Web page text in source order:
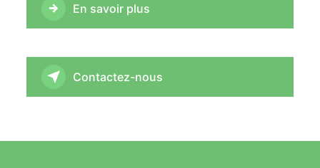
En savoir plus
Contactez-nous